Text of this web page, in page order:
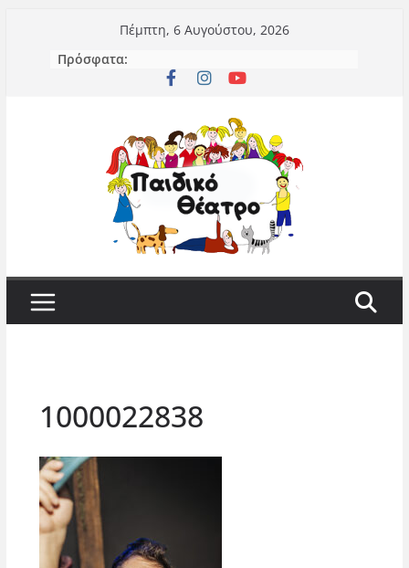
περιεχόμενο
Πέμπτη, 6 Αυγούστου, 2026
Πρόσφατα:
1000022838